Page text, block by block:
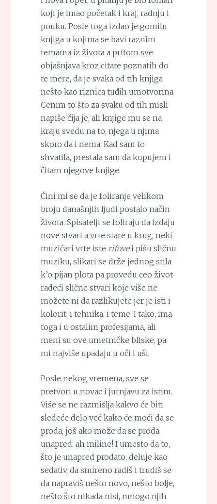
koji je imao početak i kraj, radnju i
pouku. Posle toga izdao je gomilu
knjiga u kojima se bavi raznim
temama iz života a pritom sve
objašnjava kroz citate poznatih do
te mere, da je svaka od tih knjiga
nešto kao riznica tuđih umotvorina.
Cenim to što za svaku od tih misli
napiše čija je, ali knjige mu se na
kraju svedu na to, njega u njima
skoro da i nema. Kad sam to
shvatila, prestala sam da kupujem i
čitam njegove knjige.
Čini mi se da je foliranje velikom
broju današnjih ljudi postalo način
života. Spisatelji se foliraju da izdaju
nove stvari a vrte stare u krug, neki
muzičari vrte iste rifovei pišu sličnu
muziku, slikari se drže jednog stila
k’o pijan plota pa provedu ceo život
radeći slične stvari koje više ne
možete ni da razlikujete jer je isti i
kolorit, i tehnika, i teme. I tako, ima
toga i u ostalim profesijama, ali
meni su ove umetničke bliske, pa
mi najviše upadaju u oči i uši.
Posle nekog vremena, sve se
pretvori u novac i jurnjavu za istim.
Više se ne razmišlja kakvo će biti
sledeće delo već kako će moći da se
proda, još ako može da se proda
unapred, ah miline! I umesto da to,
što je unapred prodato, deluje kao
sedativ, da smireno radiš i trudiš se
da napraviš nešto novo, nešto bolje,
nešto što nikada nisi, mnogo njih